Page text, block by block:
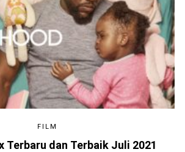
FILM
Terbaru dan Terbaik Juli 2021